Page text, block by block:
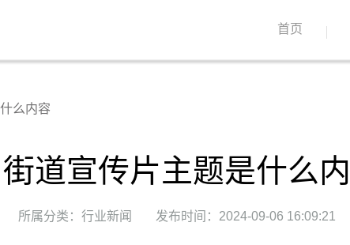
首页
么内容
街道宣传片主题是什么
所属分类：行业新闻 发布时间：2024-09-06 16:09:21